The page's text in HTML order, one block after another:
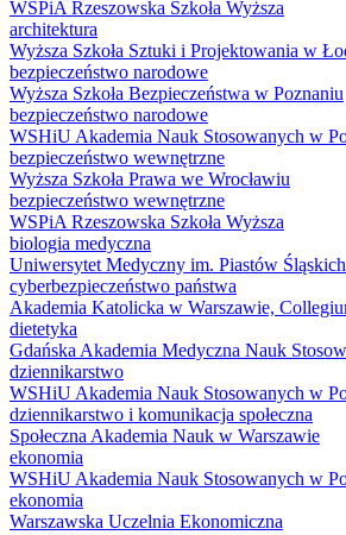
WSPiA Rzeszowska Szkoła Wyższa
architektura
Wyższa Szkoła Sztuki i Projektowania w
bezpieczeństwo narodowe
Wyższa Szkoła Bezpieczeństwa w Poznaniu
bezpieczeństwo narodowe
WSHiU Akademia Nauk Stosowanych w
bezpieczeństwo wewnętrzne
Wyższa Szkoła Prawa we Wrocławiu
bezpieczeństwo wewnętrzne
WSPiA Rzeszowska Szkoła Wyższa
biologia medyczna
Uniwersytet Medyczny im. Piastów
cyberbezpieczeństwo państwa
Akademia Katolicka w Warszawie,
dietetyka
Gdańska Akademia Medyczna Nauk
dziennikarstwo
WSHiU Akademia Nauk Stosowanych w
dziennikarstwo i komunikacja społeczna
Społeczna Akademia Nauk w Warszawie
ekonomia
WSHiU Akademia Nauk Stosowanych w
ekonomia
Warszawska Uczelnia Ekonomiczna